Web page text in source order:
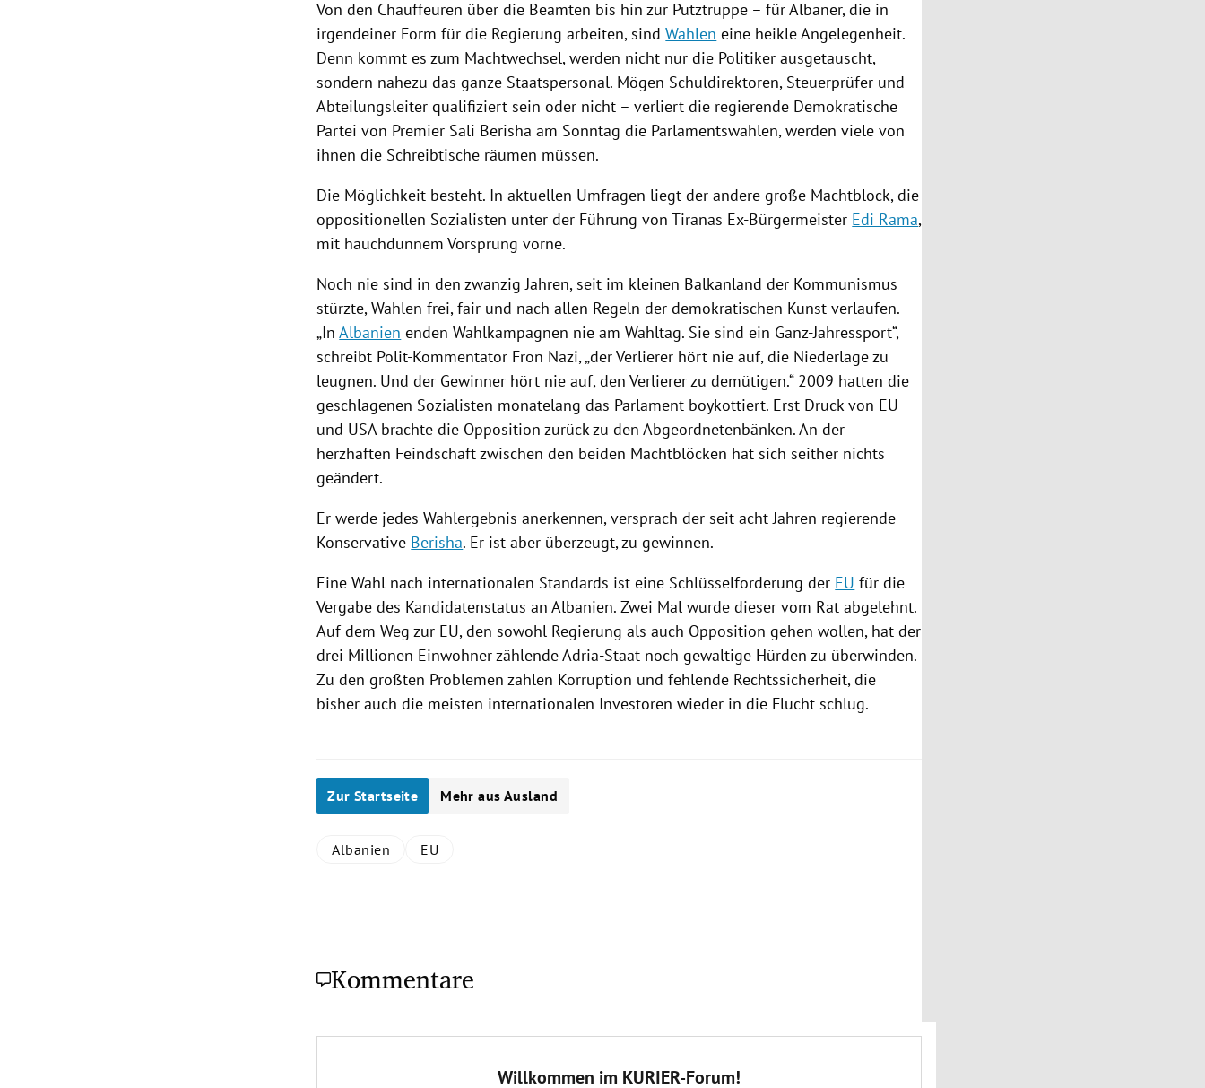
Von den Chauffeuren über die Beamten bis hin zur Putztruppe – für Albaner, die in
irgendeiner Form für die Regierung arbeiten, sindWahlen eine heikle Angelegenheit.
Denn kommt es zum Machtwechsel, werden nicht nur die Politiker ausgetauscht,
sondern nahezu das ganze Staatspersonal. Mögen Schuldirektoren, Steuerprüfer und
Abteilungsleiter qualifiziert sein oder nicht – verliert die regierende Demokratische
Partei von Premier Sali Berisha am Sonntag die Parlamentswahlen, werden viele von
ihnen die Schreibtische räumen müssen.
Die Möglichkeit besteht. In aktuellen Umfragen liegt der andere große Machtblock, die
oppositionellen Sozialisten unter der Führung vonTiranas Ex-Bürgermeister Edi Rama,
mit hauchdünnem Vorsprung vorne.
Noch nie sind in den zwanzig Jahren, seit im kleinen Balkanland der Kommunismus
stürzte,Wahlen frei, fair und nach allen Regeln der demokratischen Kunst verlaufen.
„InAlbanien enden Wahlkampagnen nie am Wahltag. Sie sind ein Ganz-Jahressport“,
schreibt Polit-Kommentator Fron Nazi, „der Verlierer hört nie auf, die Niederlage zu
leugnen. Und der Gewinner hört nie auf, den Verlierer zu demütigen.“ 2009 hatten die
geschlagenen Sozialisten monatelang das Parlament boykottiert. Erst Druck von EU
und USAbrachte die Opposition zurück zu den Abgeordnetenbänken. An der
herzhaften Feindschaft zwischen den beiden Machtblöcken hat sich seither nichts
geändert.
Er werde jedes Wahlergebnis anerkennen, versprach der seit acht Jahren regierende
Konservative Berisha. Er ist aber überzeugt, zu gewinnen.
Eine Wahl nach internationalen Standards ist eine Schlüsselforderung der EU für die
Vergabe des Kandidatenstatus anAlbanien. Zwei Mal wurde dieser vom Rat abgelehnt.
Auf dem Weg zur EU, den sowohl Regierung als auch Opposition gehen wollen, hat der
drei Millionen Einwohner zählende Adria-Staat noch gewaltige Hürden zu überwinden.
Zu den größten Problemen zählen Korruption und fehlende Rechtssicherheit, die
bisher auch die meisten internationalen Investoren wieder in die Flucht schlug.
Zur Startseite Mehr aus Ausland
Albanien EU
Kommentare